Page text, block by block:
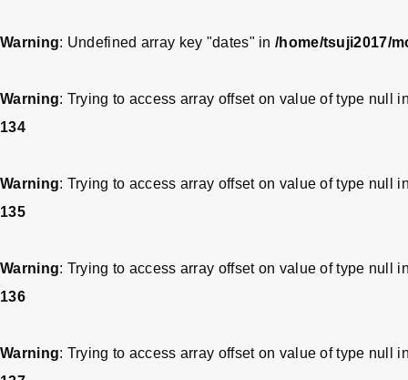
Warning: Undefined array key "dates" in/home/tsuji2017/
Warning: Trying to access array offset on value of type null
134
Warning: Trying to access array offset on value of type null
135
Warning: Trying to access array offset on value of type null
136
Warning: Trying to access array offset on value of type null